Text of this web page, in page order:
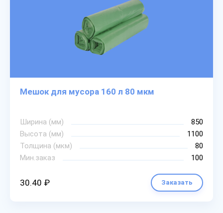
Мешок для мусора 160 л 80 мкм
Ширина (мм)
850
Высота (мм)
1100
Толщина (мкм)
80
Мин.заказ
100
30.40 ₽ Заказать